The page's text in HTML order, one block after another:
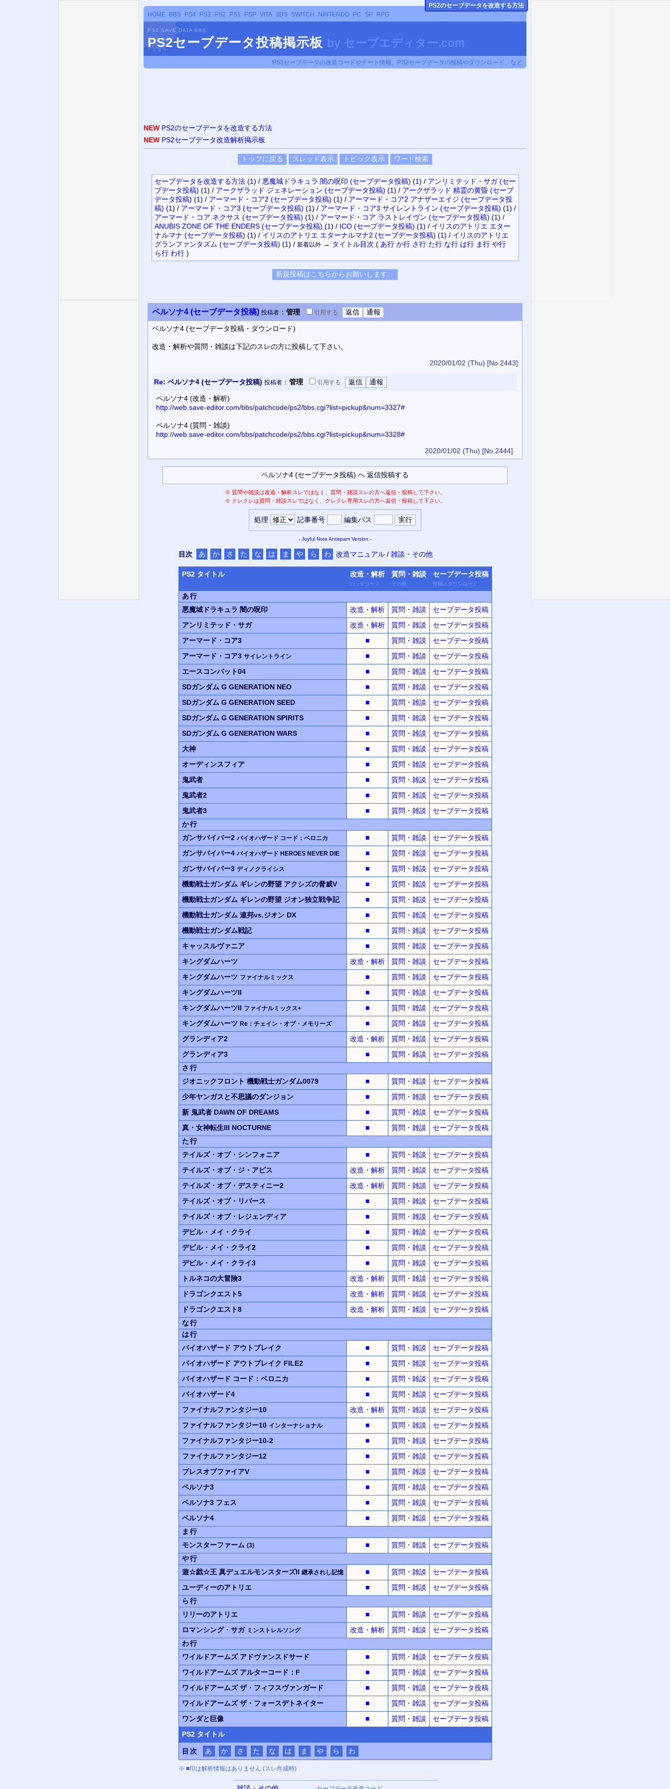
HOME BBS PS4 PS3 PS2 PS1 PSP VITA 3DS SWITCH NINTENDO PC SP RPG
PS2 SAVE DATA BBS
PS2セーブデータ投稿掲示板 by セーブエディター.com
PS2セーブデータの改造コードやチート情報、PS2セーブデータの投稿やダウンロード、など
NEW PS2のセーブデータを改造する方法
NEW PS2セーブデータ改造解析掲示板
セーブデータを改造する方法 (1) / 悪魔城ドラキュラ 闇の呪印 (セーブデータ投稿) (1) / アンリミテッド・サガ (セー
ブデータ投稿) (1) / アークザラッド ジェネレーション (セーブデータ投稿) (1) / アークザラッド 精霊の黄昏 (セーブ
データ投稿) (1) / アーマード・コア2 (セーブデータ投稿) (1) / アーマード・コア2 アナザーエイジ (セーブデータ投
稿) (1) / アーマード・コア3 (セーブデータ投稿) (1) / アーマード・コア3 サイレントライン (セーブデータ投稿) (1) /
アーマード・コア ネクサス (セーブデータ投稿) (1) / アーマード・コア ラストレイヴン (セーブデータ投稿) (1) /
ANUBIS ZONE OF THE ENDERS (セーブデータ投稿) (1) / ICO (セーブデータ投稿) (1) / イリスのアトリエ エター
ナルマナ (セーブデータ投稿) (1) / イリスのアトリエ エターナルマナ2 (セーブデータ投稿) (1) / イリスのアトリエ
グランファンタズム (セーブデータ投稿) (1) / 新着以外→ タイトル目次 ( あ行 か行 さ行 た行 な行 は行 ま行 や行
ら行 わ行)
ペルソナ4 (セーブデータ投稿) 投稿者 ： 管理 引用する
ペルソナ4 (セーブデータ投稿・ダウンロード)
改造・解析や質問・雑談は下記のスレの方に投稿して下さい。
2020/01/02 (Thu) [No.2443]
Re: ペルソナ4 (セーブデータ投稿) 投稿者 ： 管理 引用する
ペルソナ4 (改造・解析)
http://web.save-editor.com/bbs/patchcode/ps2/bbs.cgi?list=pickup&num=3327#
ペルソナ4 (質問・雑談)
http://web.save-editor.com/bbs/patchcode/ps2/bbs.cgi?list=pickup&num=3328#
2020/01/02 (Thu) [No.2444]
※ 質問や雑談は改造・解析スレではなく、質問・雑談スレの方へ返信・投稿して下さい。
※ クレクレは質問・雑談スレではなく、クレクレ専用スレの方へ返信・投稿して下さい。
処理 記事番号 編集パス
- Joyful Note Antispam Version -
目次 あ か さ た な は ま や ら わ 改造マニュアル/ 雑談・その他
PS2 タイトル 改造・ 解析
パッチ コード
質問・ 雑談
その他
セーブデータ投稿
投稿 ／ ダウン ロード
あ行
悪魔城ドラキュラ 闇の呪印 改造・解析 質問・雑談
セーブデータ投稿
アンリミテッド・サガ
改造・解析 質問・雑談
セーブデータ投稿
アーマード・コア3
■ 質問・雑談
セーブデータ投稿
アーマード・コア3 サイレントライン ■ 質問・雑談
セーブデータ投稿
エースコンバット04
■ 質問・雑談
セーブデータ投稿
SDガンダム G GENERATION NEO
■ 質問・雑談
セーブデータ投稿
SDガンダム G GENERATION SEED
■ 質問・雑談
セーブデータ投稿
SDガンダム G GENERATION SPIRITS
■ 質問・雑談
セーブデータ投稿
SDガンダム G GENERATION WARS
■ 質問・雑談
セーブデータ投稿
大神
■ 質問・雑談
セーブデータ投稿
オーディンスフィア
■ 質問・雑談
セーブデータ投稿
鬼武者
■ 質問・雑談
セーブデータ投稿
鬼武者2
■ 質問・雑談
セーブデータ投稿
鬼武者3
■ 質問・雑談
セーブデータ投稿
か行
ガンサバイバー2 バイオハザード コード：ベロニカ ■ 質問・雑談
セーブデータ投稿
ガンサバイバー4 バイオハザード HEROES NEVER DIE ■ 質問・雑談
セーブデータ投稿
ガンサバイバー3 ディノクライシス ■ 質問・雑談
セーブデータ投稿
機動戦士ガンダム ギレンの野望 アクシズの脅威V ■ 質問・雑談
セーブデータ投稿
機動戦士ガンダム ギレンの野望 ジオン独立戦争記 ■ 質問・雑談
セーブデータ投稿
機動戦士ガンダム 連邦vs.ジオンDX ■ 質問・雑談
セーブデータ投稿
機動戦士ガンダム戦記 ■ 質問・雑談
セーブデータ投稿
キャッスルヴァニア
■ 質問・雑談
セーブデータ投稿
キングダムハーツ
改造・解析 質問・雑談
セーブデータ投稿
キングダムハーツ ファイナルミックス ■ 質問・雑談
セーブデータ投稿
キングダムハーツII
■ 質問・雑談
セーブデータ投稿
キングダムハーツII ファイナルミックス+ ■ 質問・雑談
セーブデータ投稿
キングダムハーツ Re：チェイン・オブ・メモリーズ ■ 質問・雑談
セーブデータ投稿
グランディア2
改造・解析 質問・雑談
セーブデータ投稿
グランディア3
■ 質問・雑談
セーブデータ投稿
さ行
ジオニックフロント 機動戦士ガンダム0079 ■ 質問・雑談
セーブデータ投稿
少年ヤンガスと不思議のダンジョン
■ 質問・雑談
セーブデータ投稿
新 鬼武者 DAWN OF DREAMS ■ 質問・雑談
セーブデータ投稿
真・女神転生III NOCTURNE
■ 質問・雑談
セーブデータ投稿
た行
テイルズ・オブ・シンフォニア
■ 質問・雑談
セーブデータ投稿
テイルズ・オブ・ジ・アビス
改造・解析 質問・雑談
セーブデータ投稿
テイルズ・オブ・デスティニー2
改造・解析 質問・雑談
セーブデータ投稿
テイルズ・オブ・リバース
■ 質問・雑談
セーブデータ投稿
テイルズ・オブ・レジェンディア
■ 質問・雑談
セーブデータ投稿
デビル・メイ・クライ
■ 質問・雑談
セーブデータ投稿
デビル・メイ・クライ2
■ 質問・雑談
セーブデータ投稿
デビル・メイ・クライ3
■ 質問・雑談
セーブデータ投稿
トルネコの大冒険3
改造・解析 質問・雑談
セーブデータ投稿
ドラゴンクエスト5
改造・解析 質問・雑談
セーブデータ投稿
ドラゴンクエスト8
改造・解析 質問・雑談
セーブデータ投稿
な行
は行
バイオハザード アウトブレイク ■ 質問・雑談
セーブデータ投稿
バイオハザード アウトブレイク FILE2 ■ 質問・雑談
セーブデータ投稿
バイオハザード コード：ベロニカ ■ 質問・雑談
セーブデータ投稿
バイオハザード4
■ 質問・雑談
セーブデータ投稿
ファイナルファンタジー10
改造・解析 質問・雑談
セーブデータ投稿
ファイナルファンタジー10 インターナショナル ■ 質問・雑談
セーブデータ投稿
ファイナルファンタジー10-2
■ 質問・雑談
セーブデータ投稿
ファイナルファンタジー12
■ 質問・雑談
セーブデータ投稿
ブレスオブファイアV
■ 質問・雑談
セーブデータ投稿
ペルソナ3
■ 質問・雑談
セーブデータ投稿
ペルソナ3 フェス ■ 質問・雑談
セーブデータ投稿
ペルソナ4
■ 質問・雑談
セーブデータ投稿
ま行
モンスターファーム (3) ■ 質問・雑談
セーブデータ投稿
や行
遊☆戯☆王 真デュエルモンスターズII 継承されし記憶 ■ 質問・雑談
セーブデータ投稿
ユーディーのアトリエ
■ 質問・雑談
セーブデータ投稿
ら行
リリーのアトリエ
■ 質問・雑談
セーブデータ投稿
ロマンシング・サガ ミンストレルソング 改造・解析 質問・雑談
セーブデータ投稿
わ行
ワイルドアームズ アドヴァンスドサード ■ 質問・雑談
セーブデータ投稿
ワイルドアームズ アルターコード：F ■ 質問・雑談
セーブデータ投稿
ワイルドアームズザ・フィフスヴァンガード ■ 質問・雑談
セーブデータ投稿
ワイルドアームズザ・フォースデトネイター ■ 質問・雑談
セーブデータ投稿
ワンダと巨像
■ 質問・雑談
セーブデータ投稿
PS2 タイトル
目次 あ か さ た な は ま や ら わ
※ ■印は解析情報はありません (スレ作成時)
PS2のセーブデータを改造する方法